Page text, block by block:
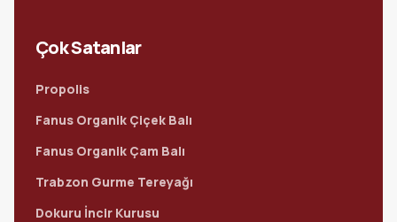
Çok Satanlar
Propolis
Fanus Organik Çiçek Balı
Fanus Organik Çam Balı
Trabzon Gurme Tereyağı
Dokuru İncir Kurusu